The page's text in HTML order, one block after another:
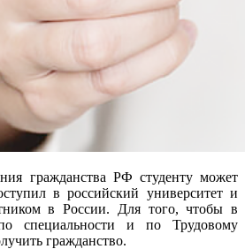
гражданства РФ студенту может
в российский университет и
в России. Для того, чтобы в
специальности и по Трудовому
гражданство.